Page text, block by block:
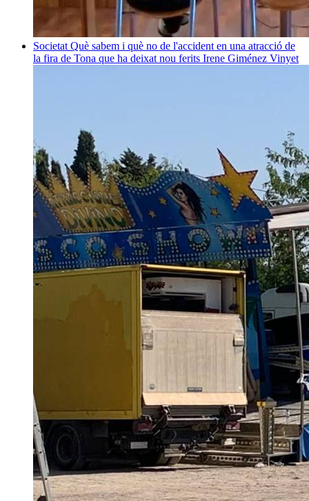
Societat Què sabem i què no de l'accident en una atracció de
la fira de Tona que ha deixat nou ferits Irene Giménez Vinyet